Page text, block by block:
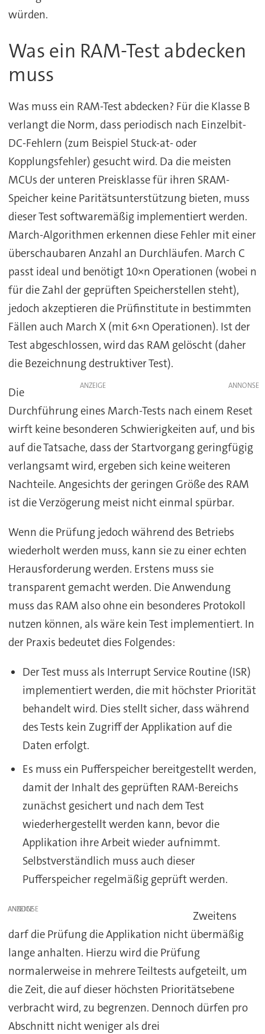
würden.
Was ein RAM-Test abdecken
muss
Was muss ein RAM-Test abdecken? Für die Klasse B
verlangt die Norm, dass periodisch nach Einzelbit-
DC-Fehlern (zum Beispiel Stuck-at- oder
Kopplungsfehler) gesucht wird. Da die meisten
MCUs der unteren Preisklasse für ihren SRAM-
Speicher keine Paritätsunterstützung bieten, muss
dieser Test softwaremäßig implementiert werden.
March-Algorithmen erkennen diese Fehler mit einer
überschaubaren Anzahl an Durchläufen. March C
passt ideal und benötigt 10×n Operationen (wobei n
für die Zahl der geprüften Speicherstellen steht),
jedoch akzeptieren die Prüfinstitute in bestimmten
Fällen auch March X (mit 6×n Operationen). Ist der
Test abgeschlossen, wird das RAM gelöscht (daher
die Bezeichnung destruktiver Test).
ANZEIGE
Die
Durchführung eines March-Tests nach einem Reset
wirft keine besonderen Schwierigkeiten auf, und bis
auf die Tatsache, dass der Startvorgang geringfügig
verlangsamt wird, ergeben sich keine weiteren
Nachteile. Angesichts der geringen Größe des RAM
ist die Verzögerung meist nicht einmal spürbar.
Wenn die Prüfung jedoch während des Betriebs
wiederholt werden muss, kann sie zu einer echten
Herausforderung werden. Erstens muss sie
transparent gemacht werden. Die Anwendung
muss das RAM also ohne ein besonderes Protokoll
nutzen können, als wäre kein Test implementiert. In
der Praxis bedeutet dies Folgendes:
Der Test muss als Interrupt Service Routine (ISR)
implementiert werden, die mit höchster Priorität
behandelt wird. Dies stellt sicher, dass während
des Tests kein Zugriff der Applikation auf die
Daten erfolgt.
Es muss ein Pufferspeicher bereitgestellt werden,
damit der Inhalt des geprüften RAM-Bereichs
zunächst gesichert und nach dem Test
wiederhergestellt werden kann, bevor die
Applikation ihre Arbeit wieder aufnimmt.
Selbstverständlich muss auch dieser
Pufferspeicher regelmäßig geprüft werden.
ANZEIGE
Zweitens
darf die Prüfung die Applikation nicht übermäßig
lange anhalten. Hierzu wird die Prüfung
normalerweise in mehrere Teiltests aufgeteilt, um
die Zeit, die auf dieser höchsten Prioritätsebene
verbracht wird, zu begrenzen. Dennoch dürfen pro
Abschnitt nicht weniger als drei